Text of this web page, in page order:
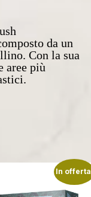
da un
Con la sua
aree più
In